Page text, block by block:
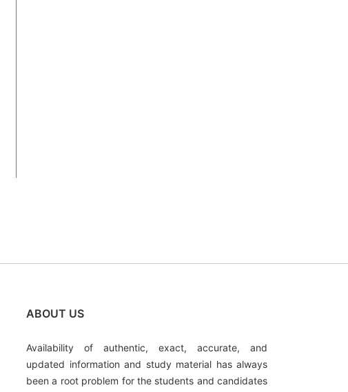
ABOUT US
Availability of authentic, exact, accurate, and
updated information and study material has always
been a root problem for the students and candidates